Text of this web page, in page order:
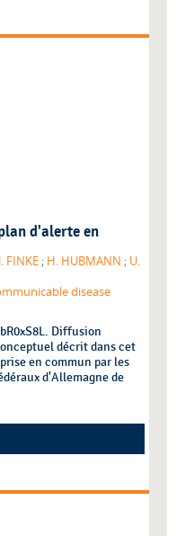
d'alerte en
FINKE ; H. HUBMANN ; U.
disease
Diffusion
décrit dans cet
en commun par les
d'Allemagne de